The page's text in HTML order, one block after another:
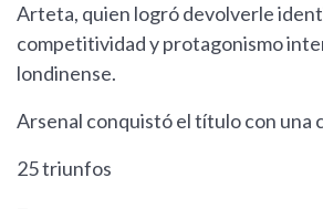
Arteta, quien logró devolverle
competitividad y protagonismo
londinense.
Arsenal conquistó el título con una
25 triunfos